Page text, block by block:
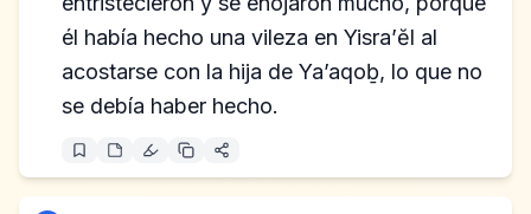
él había hecho una vileza en Yisra’ĕl al
acostarse con la hija de Ya’aqoḇ, lo que no
se debía haber hecho.